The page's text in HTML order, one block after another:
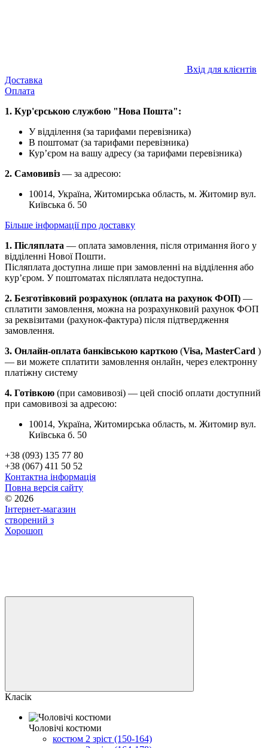
Вхід для клієнтів
Доставка
Оплата
1. Кур'єрською службою "Нова Пошта":
У відділення (за тарифами перевізника)
В поштомат (за тарифами перевізника)
Кур’єром на вашу адресу (за тарифами перевізника)
2. Самовивіз — за адресою:
10014, Україна, Житомирська область, м. Житомир вул.
Київська б. 50
Більше інформації про доставку
1. Післяплата — оплата замовлення, після отримання його у
відділенні Нової Пошти.
Післяплата доступна лише при замовленні на відділення або
кур’єром. У поштоматах післяплата недоступна.
2. Безготівковий розрахунок (оплата на рахунок ФОП) —
сплатити замовлення, можна на розрахунковий рахунок ФОП
за реквізитами (рахунок-фактура) після підтвердження
замовлення.
3. Онлайн-оплата банківською карткою (Visa, MasterCard )
— ви можете сплатити замовлення онлайн, через електронну
платіжну систему
4. Готівкою (при самовивозі) — цей спосіб оплати доступний
при самовивозі за адресою:
10014, Україна, Житомирська область, м. Житомир вул.
Київська б. 50
+38 (093) 135 77 80
+38 (067) 411 50 52
Контактна інформація
Повна версія сайту
© 2026
Інтернет-магазин
створений з
Хорошоп
Класік
Чоловічі костюми
костюм 2 зріст (150-164)